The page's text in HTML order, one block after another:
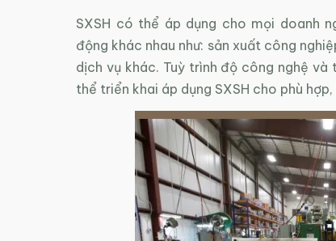
SXSH có thể áp dụng cho mọi doanh
động khác nhau như: sản xuất công
dịch vụ khác. Tuỳ trình độ công nghệ
thể triển khai áp dụng SXSH cho phù hợp,